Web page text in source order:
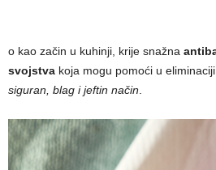
o kao začin u kuhinji, krije snažna
svojstva koja mogu pomoći u
siguran, blag i jeftin način